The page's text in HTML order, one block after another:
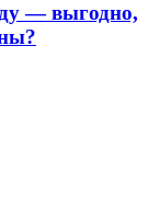
— выгодно,